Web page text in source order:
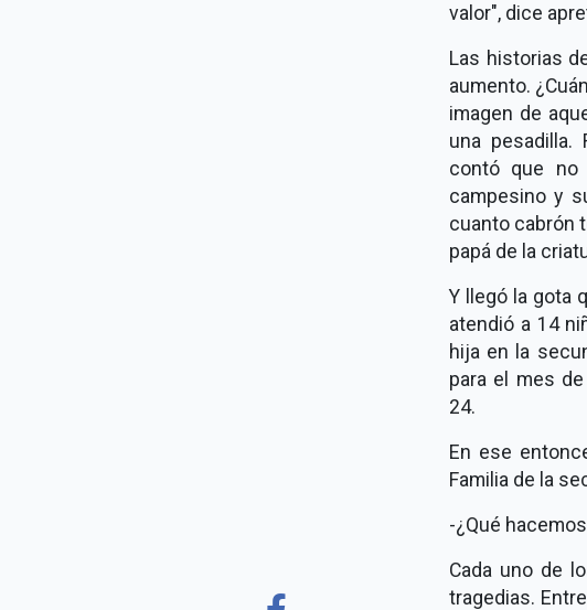
valor", dice
Las historias
aumento.
imagen de
una pesadilla.
contó que no
campesino y
cuanto cabrón
papá de la
Y llegó la gota
atendió a 14
hija en la
para el mes
24.
En ese
Familia de la
-¿Qué
Cada uno de
tragedias.